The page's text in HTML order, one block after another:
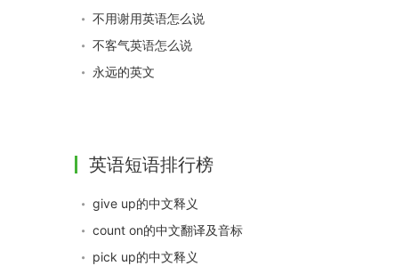
不用谢用英语怎么说
不客气英语怎么说
永远的英文
英语短语排行榜
give up的中文释义
count on的中文翻译及音标
pick up的中文释义